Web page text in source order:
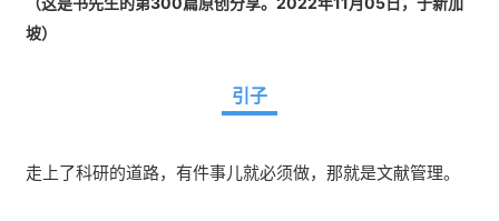
坡）
引子
走上了科研的道路，有件事儿就必须做，那就是文献管理。